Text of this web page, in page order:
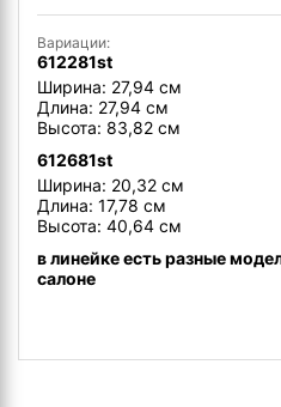
Вариации:
612281st
Ширина: 27,94 см
Длина: 27,94 см
Высота: 83,82 см
612681st
Ширина: 20,32 см
Длина: 17,78 см
Высота: 40,64 см
в линейке есть разные
салоне